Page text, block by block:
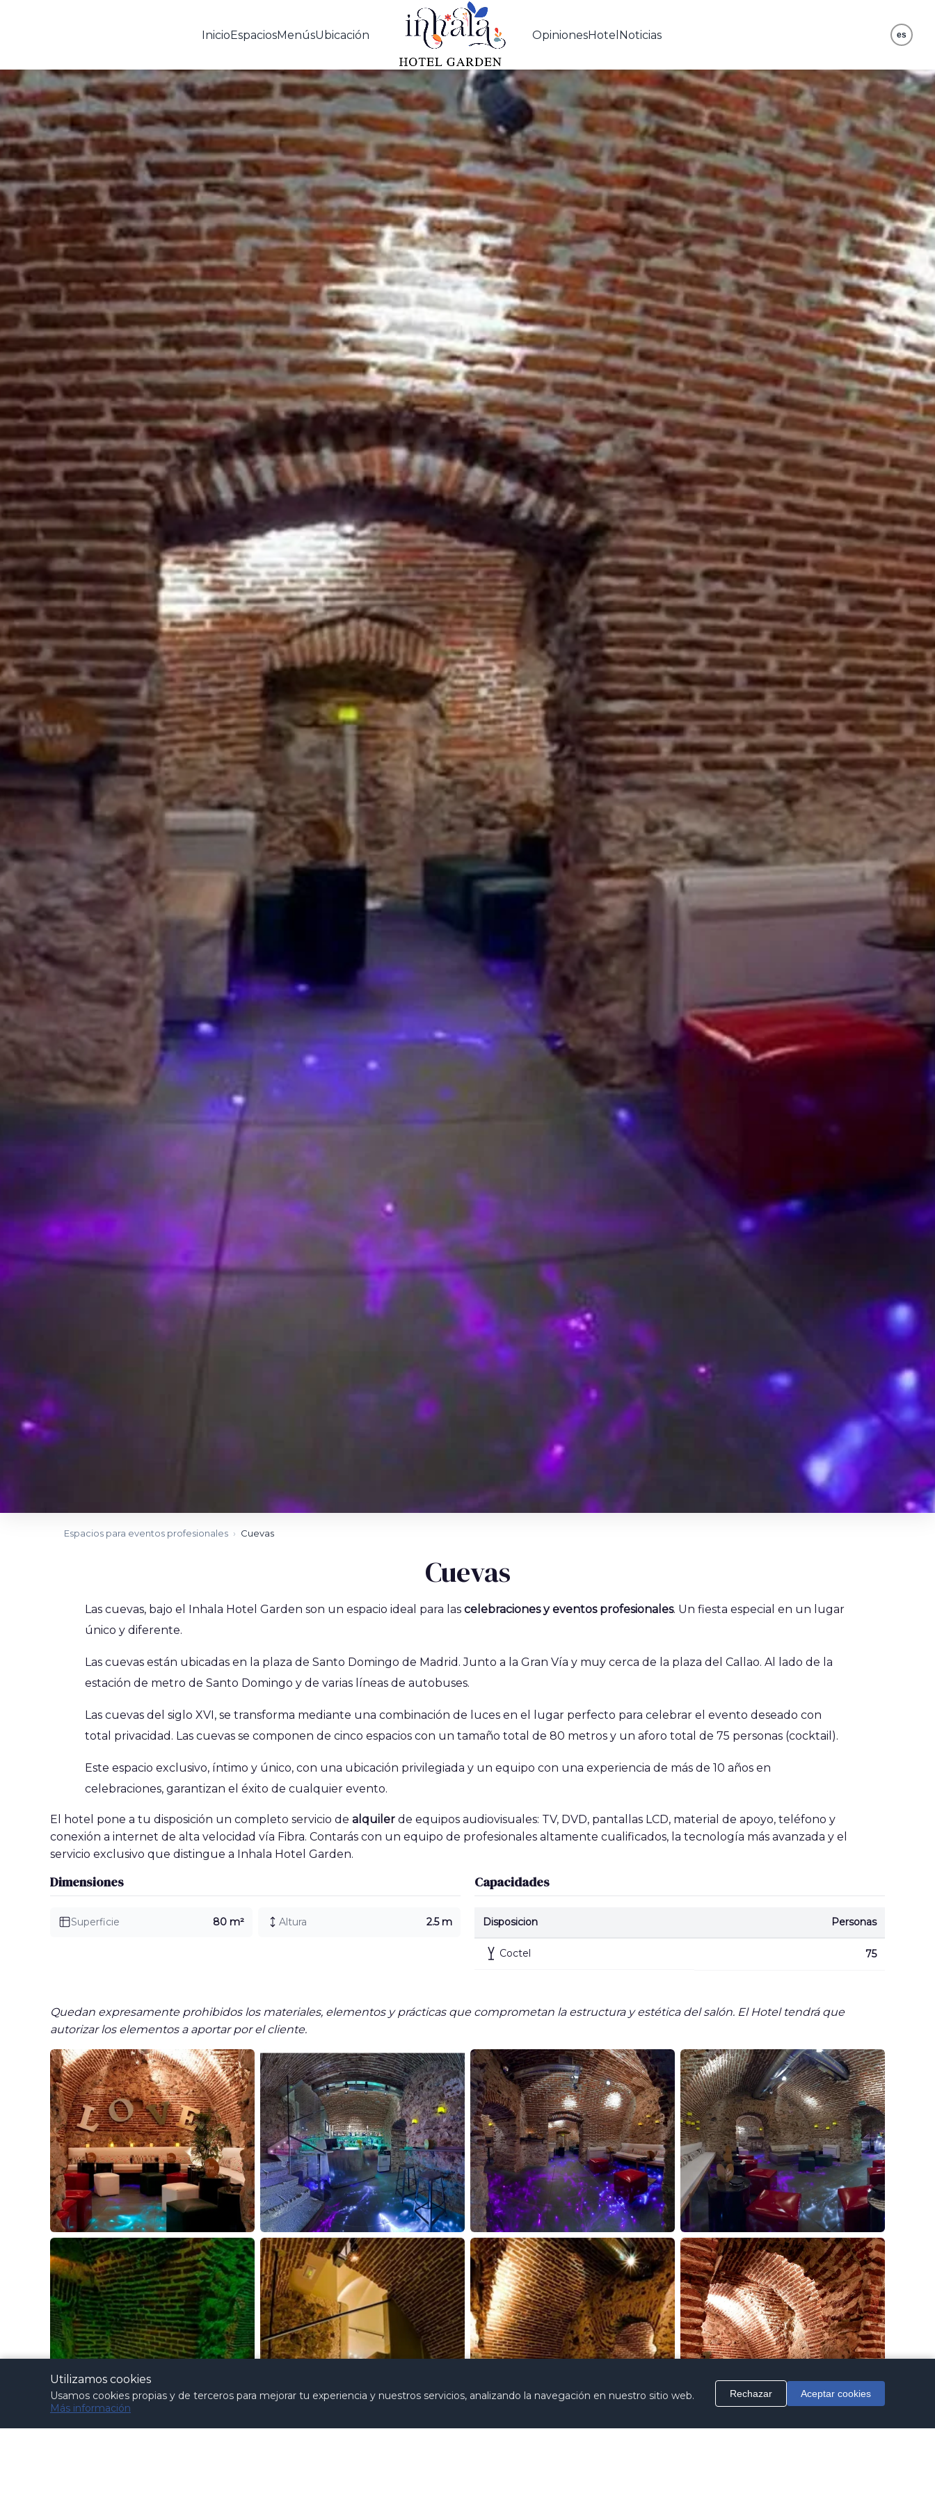
InicioEspaciosMenúsUbicación OpinionesHotel Noticias es
Espacios para eventos profesionales › Cuevas
Cuevas
Las cuevas, bajo el Inhala Hotel Garden son un espacio ideal para las celebraciones y eventos profesionales. Un fiesta especial en un lugar
único y diferente.
Las cuevas están ubicadas en la plaza de Santo Domingo de Madrid. Junto a la Gran Vía y muy cerca de la plaza del Callao. Al lado de la
estación de metro de Santo Domingo y de varias líneas de autobuses.
Las cuevas del siglo XVI, se transforma mediante una combinación de luces en el lugar perfecto para celebrar el evento deseado con
total privacidad. Las cuevas se componen de cinco espacios con un tamaño total de 80 metros y un aforo total de 75 personas (cocktail).
Este espacio exclusivo, íntimo y único, con una ubicación privilegiada y un equipo con una experiencia de más de 10 años en
celebraciones, garantizan el éxito de cualquier evento.
El hotel pone a tu disposición un completo servicio de alquiler de equipos audiovisuales: TV, DVD, pantallas LCD, material de apoyo, teléfono y
conexión a internet de alta velocidad vía Fibra. Contarás con un equipo de profesionales altamente cualificados, la tecnología más avanzada y el
servicio exclusivo que distingue a Inhala Hotel Garden.
Dimensiones
Superficie 80 m² Altura 2.5 m
Capacidades
Disposicion Personas
Coctel 75
Quedan expresamente prohibidos los materiales, elementos y prácticas que comprometan la estructura y estética del salón. El Hotel tendrá que
autorizar los elementos a aportar por el cliente.
Solicitar presupuesto +34 91 540 13 78 Contactar
Utilizamos cookies
Usamos cookies propias y de terceros para mejorar tu experiencia y nuestros servicios, analizando la navegación en nuestro sitio web.
Más información
Rechazar Aceptar cookies